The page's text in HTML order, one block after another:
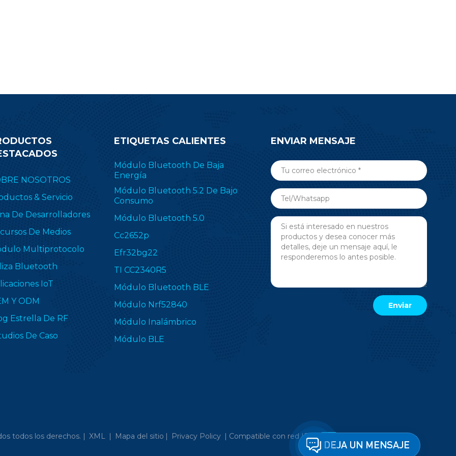
NOSOTROS
& Servicio
De Desarrolladores
De Medios
Multiprotocolo
Bluetooth
IoT
Y ODM
Estrella De RF
De Caso
ETIQUETAS CALIENTES
Módulo Bluetooth De Baja
Energía
Módulo Bluetooth 5.2 De Bajo
Consumo
Módulo Bluetooth 5.0
Cc2652p
Efr32bg22
TI CC2340R5
Módulo Bluetooth BLE
Módulo Nrf52840
Módulo Inalámbrico
Módulo BLE
ENVIAR MENSAJE
todos los derechos. | XML | Mapa del sitio | Privacy Policy | Compatible con red IPv6
DEJA UN MENSAJE